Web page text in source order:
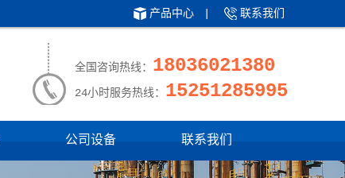
产品中心 联系我们
全国咨询热线： 18036021380
24小时服务热线： 15251285995
公司设备 联系我们